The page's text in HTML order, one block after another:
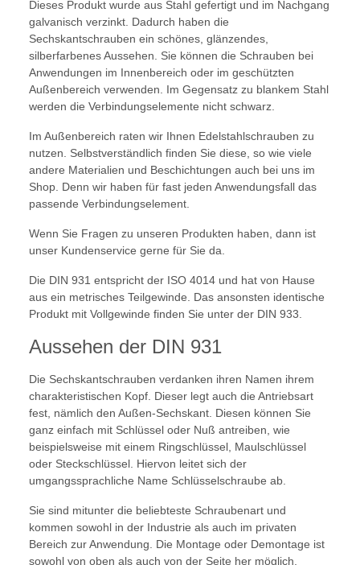
Dieses Produkt wurde aus Stahl gefertigt und im Nachgang
galvanisch verzinkt. Dadurch haben die
Sechskantschrauben ein schönes, glänzendes,
silberfarbenes Aussehen. Sie können die Schrauben bei
Anwendungen im Innenbereich oder im geschützten
Außenbereich verwenden. Im Gegensatz zu blankem Stahl
werden die Verbindungselemente nicht schwarz.
Im Außenbereich raten wir Ihnen Edelstahlschrauben zu
nutzen. Selbstverständlich finden Sie diese, so wie viele
andere Materialien und Beschichtungen auch bei uns im
Shop. Denn wir haben für fast jeden Anwendungsfall das
passende Verbindungselement.
Wenn Sie Fragen zu unseren Produkten haben, dann ist
unser Kundenservice gerne für Sie da.
Die DIN 931 entspricht der ISO 4014 und hat von Hause
aus ein metrisches Teilgewinde. Das ansonsten identische
Produkt mit Vollgewinde finden Sie unter der DIN 933.
Aussehen der DIN 931
Die Sechskantschrauben verdanken ihren Namen ihrem
charakteristischen Kopf. Dieser legt auch die Antriebsart
fest, nämlich den Außen-Sechskant. Diesen können Sie
ganz einfach mit Schlüssel oder Nuß antreiben, wie
beispielsweise mit einem Ringschlüssel, Maulschlüssel
oder Steckschlüssel. Hiervon leitet sich der
umgangssprachliche Name Schlüsselschraube ab.
Sie sind mitunter die beliebteste Schraubenart und
kommen sowohl in der Industrie als auch im privaten
Bereich zur Anwendung. Die Montage oder Demontage ist
sowohl von oben als auch von der Seite her möglich,